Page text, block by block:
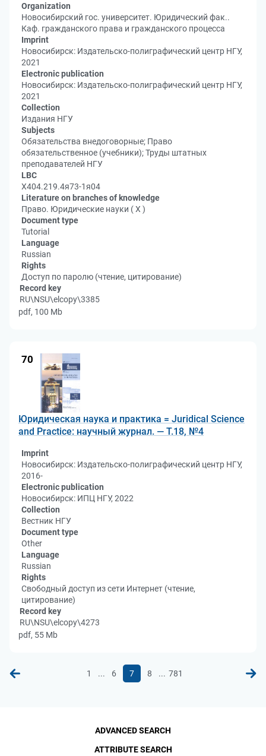
Organization
Новосибирский гос. университет. Юридический фак..
Каф. гражданского права и гражданского процесса
Imprint
Новосибирск: Издательско-полиграфический центр НГУ,
2021
Electronic publication
Новосибирск: Издательско-полиграфический центр НГУ,
2021
Collection
Издания НГУ
Subjects
Обязательства внедоговорные; Право
обязательственное (учебники); Труды штатных
преподавателей НГУ
LBC
Х404.219.4я73-1я04
Literature on branches of knowledge
Право. Юридические науки ( Х )
Document type
Tutorial
Language
Russian
Rights
Доступ по паролю (чтение, цитирование)
Record key
RU\NSU\elcopy\3385
pdf, 100 Mb
70
Юридическая наука и практика = Juridical Science
and Practice: научный журнал. — Т.18, №4
Imprint
Новосибирск: Издательско-полиграфический центр НГУ,
2016-
Electronic publication
Новосибирск: ИПЦ НГУ, 2022
Collection
Вестник НГУ
Document type
Other
Language
Russian
Rights
Свободный доступ из сети Интернет (чтение,
цитирование)
Record key
RU\NSU\elcopy\4273
pdf, 55 Mb
1 ... 6 7 8 ... 781
ADVANCED SEARCH
ATTRIBUTE SEARCH